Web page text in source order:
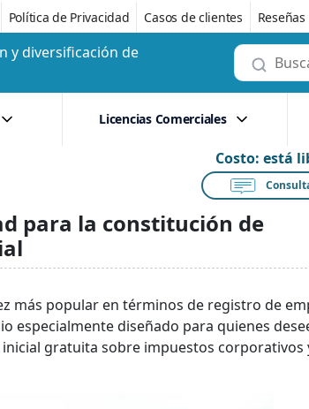
Política de Privacidad Casos de clientes Reseñas
y diversificación de
Licencias Comerciales
Costo: está
para la constitución de
más popular en términos de registro de
especialmente diseñado para quienes
gratuita sobre impuestos corporativos